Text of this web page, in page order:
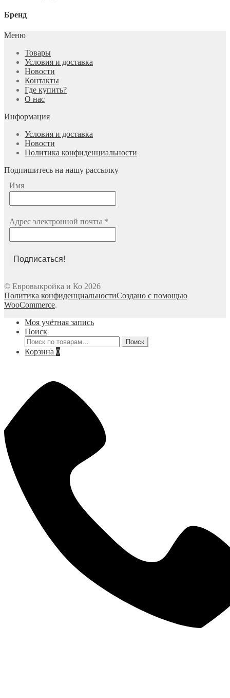
Бренд
Меню
Товары
Условия и доставка
Новости
Контакты
Где купить?
О нас
Информация
Условия и доставка
Новости
Политика конфиденциальности
Подпишитесь на нашу рассылку
Имя
Адрес электронной почты *
© Евровыкройка и Ко 2026
Политика конфиденциальностиСоздано с помощью
WooCommerce.
Моя учётная запись
Поиск
Искать:
Поиск
Корзина 0